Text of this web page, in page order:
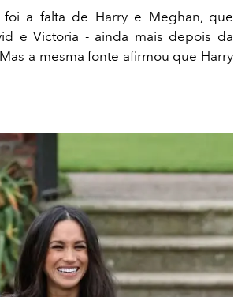
a falta de Harry e Meghan, que
e Victoria - ainda mais depois da
a mesma fonte afirmou que Harry